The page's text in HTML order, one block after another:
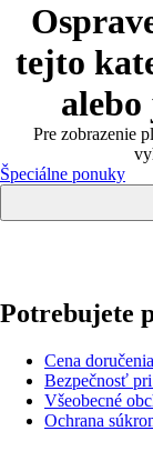
tejto
Pre zobrazenie
Špeciálne ponuky
Potrebujete
Cena doručenia
Bezpečnosť
Všeobecné
Ochrana